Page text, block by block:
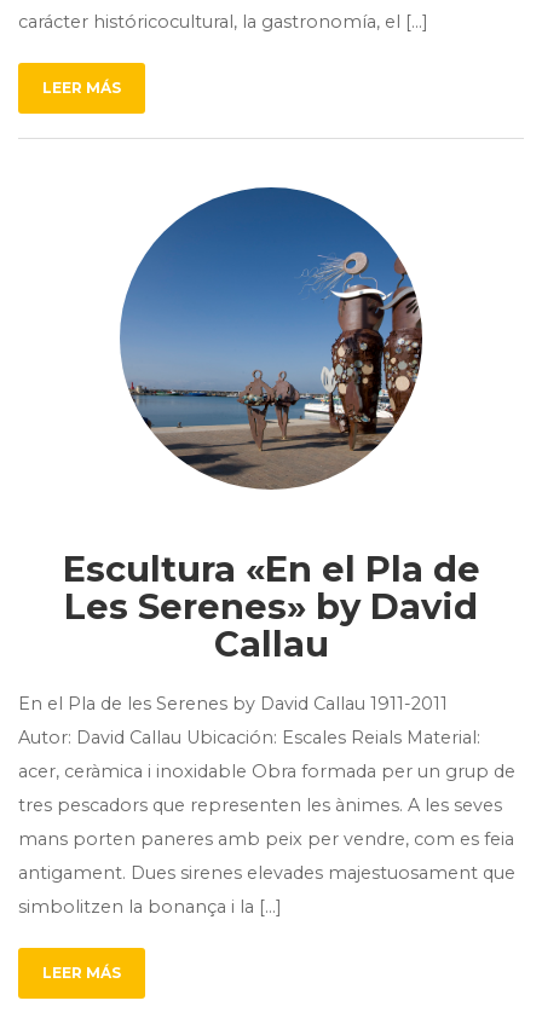
carácter históricocultural, la gastronomía, el […]
LEER MÁS
Escultura «En el Pla de
Les Serenes» by David
Callau
En el Pla de les Serenes by David Callau 1911-2011
Autor: David Callau Ubicación: Escales Reials Material:
acer, ceràmica i inoxidable Obra formada per un grup de
tres pescadors que representen les ànimes. A les seves
mans porten paneres amb peix per vendre, com es feia
antigament. Dues sirenes elevades majestuosament que
simbolitzen la bonança i la […]
LEER MÁS